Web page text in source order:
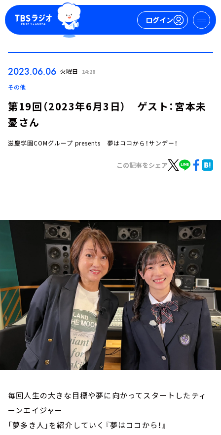
ログイン
お知らせ
イベント・グッズ
YouTube
会社情報
2023.06.06 火曜日 14:28
その他
第19回（2023年6月3日） ゲスト：宮本未
憂さん
滋慶学園COMグループ presents 夢はココから！サンデー！
この記事をシェア
毎回人生の大きな目標や夢に向かってスタートしたティ
ーンエイジャー
「夢多き人」を紹介していく『夢はココから！』